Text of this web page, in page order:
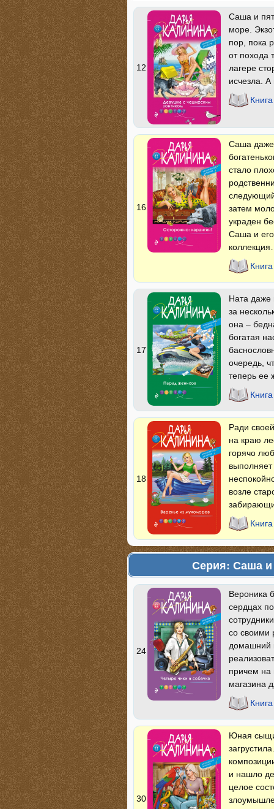
12
Саша и
море.
пор, пока
от похода
лагере
исчезла.
16
Саша даже
стало
затем
украден
Саша и
17
Ната даже
за
она –
богатая
очередь,
теперь ее
18
Ради
на краю
горячо
выполняет
возле
Серия: Саша и
24
Вероника
сердцах
со своими
домашний
причем на
магазина
30
Юная
и нашло
целое